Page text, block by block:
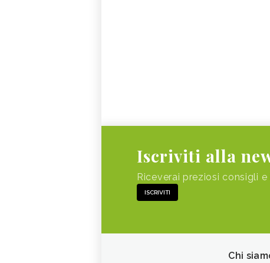
Iscriviti alla
Riceverai preziosi consigli
ISCRIVITI
Chi